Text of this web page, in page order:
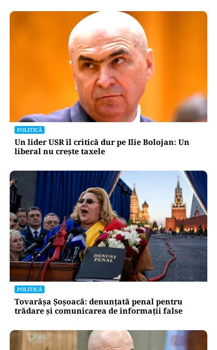
POLITICĂ
Un lider USR îl critică dur pe Ilie Bolojan: Un
liberal nu crește taxele
POLITICĂ
Tovarășa Șoșoacă: denunțată penal pentru
trădare și comunicarea de informații false